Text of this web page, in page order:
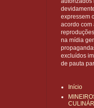
expressem
acordo com
na mídia
excluídos
de pauta
Início